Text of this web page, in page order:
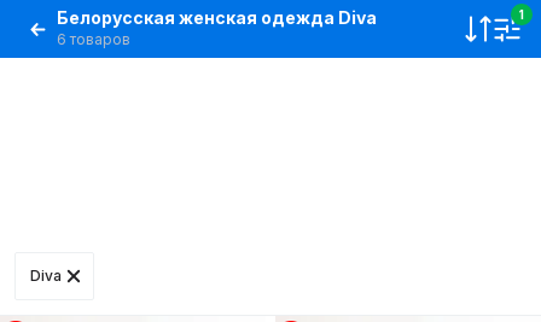
Белорусская женская одежда Diva
6 товаров
1
Diva